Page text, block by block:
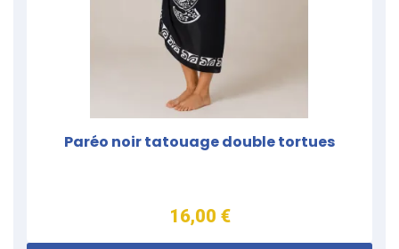
Paréo noir tatouage double tortues
16,00 €